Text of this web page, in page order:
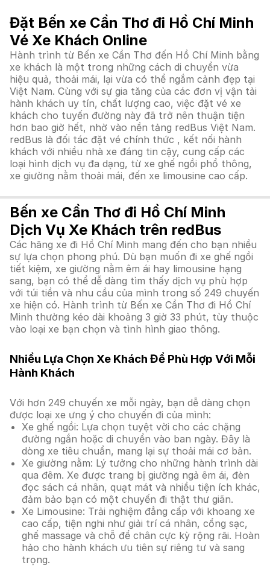
Đặt Bến xe Cần Thơ đi Hồ Chí Minh
Vé Xe Khách Online
Hành trình từ Bến xe Cần Thơ đến Hồ Chí Minh bằng
xe khách là một trong những cách di chuyển vừa
hiệu quả, thoải mái, lại vừa có thể ngắm cảnh đẹp tại
Việt Nam. Cùng với sự gia tăng của các đơn vị vận tải
hành khách uy tín, chất lượng cao, việc đặt vé xe
khách cho tuyến đường này đã trở nên thuận tiện
hơn bao giờ hết, nhờ vào nền tảng redBus Việt Nam.
redBus là đối tác đặt vé chính thức , kết nối hành
khách với nhiều nhà xe đáng tin cậy, cung cấp các
loại hình dịch vụ đa dạng, từ xe ghế ngồi phổ thông,
xe giường nằm thoải mái, đến xe limousine cao cấp.
Bến xe Cần Thơ đi Hồ Chí Minh
Dịch Vụ Xe Khách trên redBus
Các hãng xe đi Hồ Chí Minh mang đến cho bạn nhiều
sự lựa chọn phong phú. Dù bạn muốn đi xe ghế ngồi
tiết kiệm, xe giường nằm êm ái hay limousine hạng
sang, bạn có thể dễ dàng tìm thấy dịch vụ phù hợp
với túi tiền và nhu cầu của mình trong số 249 chuyến
xe hiện có. Hành trình từ Bến xe Cần Thơ đi Hồ Chí
Minh thường kéo dài khoảng 3 giờ 33 phút, tùy thuộc
vào loại xe bạn chọn và tình hình giao thông.
Nhiều Lựa Chọn Xe Khách Để Phù Hợp Với Mỗi
Hành Khách
Với hơn 249 chuyến xe mỗi ngày, bạn dễ dàng chọn
được loại xe ưng ý cho chuyến đi của mình:
Xe ghế ngồi: Lựa chọn tuyệt vời cho các chặng
đường ngắn hoặc di chuyển vào ban ngày. Đây là
dòng xe tiêu chuẩn, mang lại sự thoải mái cơ bản.
Xe giường nằm: Lý tưởng cho những hành trình dài
qua đêm. Xe được trang bị giường ngả êm ái, đèn
đọc sách cá nhân, quạt mát và nhiều tiện ích khác,
đảm bảo bạn có một chuyến đi thật thư giãn.
Xe Limousine: Trải nghiệm đẳng cấp với khoang xe
cao cấp, tiện nghi như giải trí cá nhân, cổng sạc,
ghế massage và chỗ để chân cực kỳ rộng rãi. Hoàn
hảo cho hành khách ưu tiên sự riêng tư và sang
trọng.